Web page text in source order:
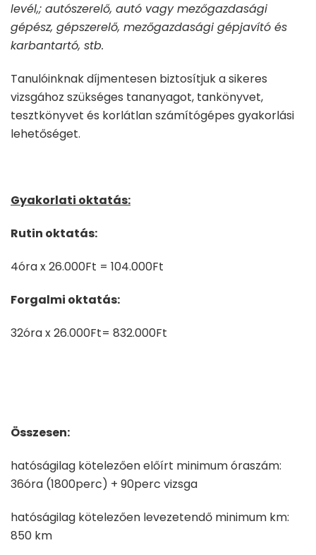
levél,; autószerelő, autó vagy mezőgazdasági
gépész, gépszerelő, mezőgazdasági gépjavító és
karbantartó, stb.
Tanulóinknak díjmentesen biztosítjuk a sikeres
vizsgához szükséges tananyagot, tankönyvet,
tesztkönyvet és korlátlan számítógépes gyakorlási
lehetőséget.
Gyakorlati oktatás:
Rutin oktatás:
4óra x 26.000Ft = 104.000Ft
Forgalmi oktatás:
32óra x 26.000Ft= 832.000Ft
Összesen:
hatóságilag kötelezően előírt minimum óraszám:
36óra (1800perc) + 90perc vizsga
hatóságilag kötelezően levezetendő minimum km:
850 km